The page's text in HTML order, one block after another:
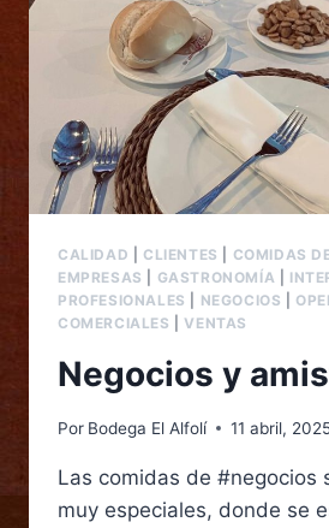
CALIDAD CLIENTES COMIDAS
EMPRESAS
GASTRONOMÍA
PROFESIONALES
NEGOCIOS
COMERCIALES
|VENTAS
Negocios y
Por Bodega El Alfolí 11 abril,
Las comidas de #negocios
muy especiales, donde se